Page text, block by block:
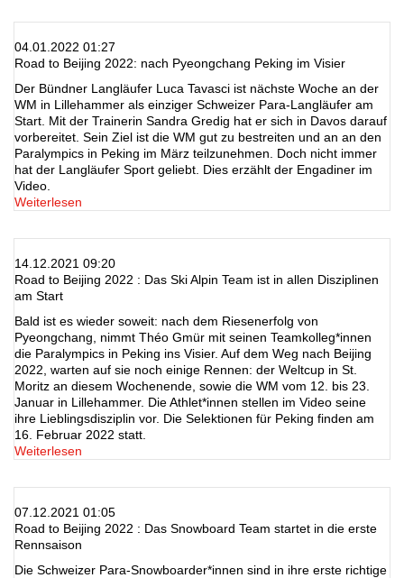
04.01.2022 01:27
Road to Beijing 2022: nach Pyeongchang Peking im Visier
Der Bündner Langläufer Luca Tavasci ist nächste Woche an der
WM in Lillehammer als einziger Schweizer Para-Langläufer am
Start. Mit der Trainerin Sandra Gredig hat er sich in Davos darauf
vorbereitet. Sein Ziel ist die WM gut zu bestreiten und an an den
Paralympics in Peking im März teilzunehmen. Doch nicht immer
hat der Langläufer Sport geliebt. Dies erzählt der Engadiner im
Video.
Weiterlesen
14.12.2021 09:20
Road to Beijing 2022 : Das Ski Alpin Team ist in allen Disziplinen
am Start
Bald ist es wieder soweit: nach dem Riesenerfolg von
Pyeongchang, nimmt Théo Gmür mit seinen Teamkolleg*innen
die Paralympics in Peking ins Visier. Auf dem Weg nach Beijing
2022, warten auf sie noch einige Rennen: der Weltcup in St.
Moritz an diesem Wochenende, sowie die WM vom 12. bis 23.
Januar in Lillehammer. Die Athlet*innen stellen im Video seine
ihre Lieblingsdisziplin vor. Die Selektionen für Peking finden am
16. Februar 2022 statt.
Weiterlesen
07.12.2021 01:05
Road to Beijing 2022 : Das Snowboard Team startet in die erste
Rennsaison
Die Schweizer Para-Snowboarder*innen sind in ihre erste richtige